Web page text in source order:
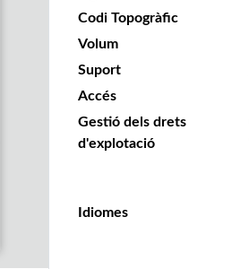
Codi Topogràfic
Volum
Suport
Accés
Gestió dels drets
d'explotació
Idiomes